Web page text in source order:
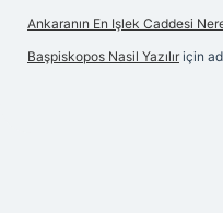
Ankaranın En Işlek Caddesi
Başpiskopos Nasil Yazılır için